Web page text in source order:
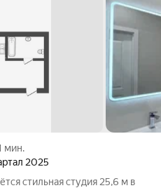
мин.
2025
стильная студия 25,6 м в